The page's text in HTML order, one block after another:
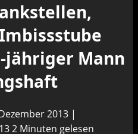
jähriger Mann
2013 |
2 Minuten gelesen